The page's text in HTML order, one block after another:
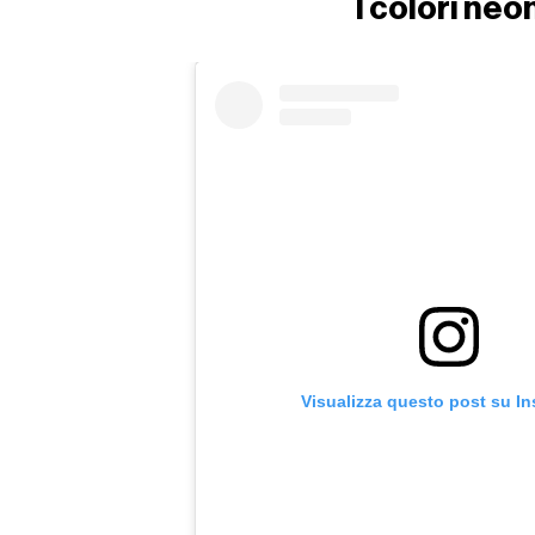
I colori
Visualizza questo post su